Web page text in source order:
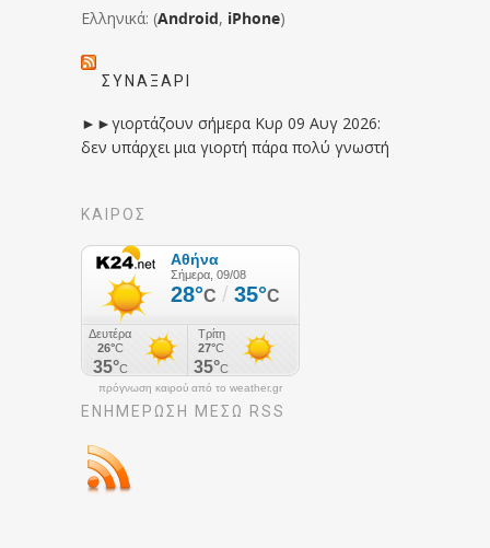
Ελληνικά: (Android, iPhone)
ΣΥΝΑΞΆΡΙ
►►γιορτάζουν σήμερα Κυρ 09 Αυγ 2026:
δεν υπάρχει μια γιορτή πάρα πολύ γνωστή
ΚΑΙΡΟΣ
πρόγνωση καιρού από το weather.gr
ΕΝΗΜΈΡΩΣΉ ΜΕΣΩ RSS